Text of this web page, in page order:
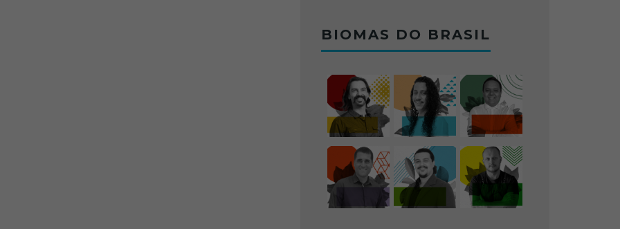
BIOMAS DO BRASIL